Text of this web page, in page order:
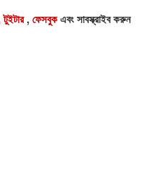
টুইটার,ফেসবুকএবং সাবস্ক্রাইব করুন